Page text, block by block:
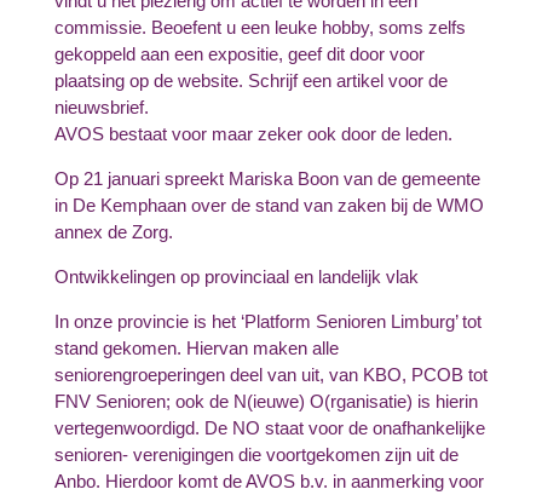
commissie. Beoefent u een leuke hobby, soms zelfs
gekoppeld aan een expositie, geef dit door voor
plaatsing op de website. Schrijf een artikel voor de
nieuwsbrief.
AVOS bestaat voor maar zeker ook door de leden.
Op 21 januari spreekt Mariska Boon van de gemeente
in De Kemphaan over de stand van zaken bij de WMO
annex de Zorg.
Ontwikkelingen op provinciaal en landelijk vlak
In onze provincie is het ‘Platform Senioren Limburg’ tot
stand gekomen. Hiervan maken alle
seniorengroeperingen deel van uit, van KBO, PCOB tot
FNV Senioren; ook de N(ieuwe) O(rganisatie) is hierin
vertegenwoordigd. De NO staat voor de onafhankelijke
senioren- verenigingen die voortgekomen zijn uit de
Anbo. Hierdoor komt de AVOS b.v. in aanmerking voor